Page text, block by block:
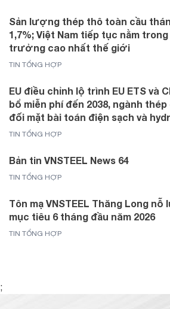
Sản lượng thép thô toàn cầu
1,7%; Việt Nam tiếp tục nằm
trưởng cao nhất thế giới
TIN TỔNG HỢP
EU điều chỉnh lộ trình EU ETS và
bổ miễn phí đến 2038, ngành
đối mặt bài toán điện sạch và
TIN TỔNG HỢP
Bản tin VNSTEEL News 64
TIN TỔNG HỢP
Tôn mạ VNSTEEL Thăng Long
mục tiêu 6 tháng đầu năm 2026
TIN TỔNG HỢP
;